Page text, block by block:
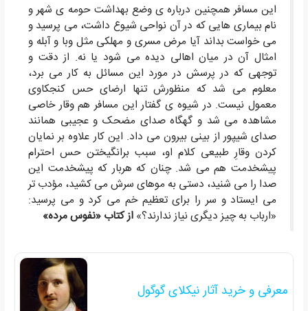
این مسافر همچنین درباره ی وضع بهداشت حومه ی شهر و
نام بیماری هایی که در آن نواحی شیوع داشت، می پرسید و
می خواست بداند آیا مرض مسری و مهلکی مثل وبا و آبله و
امثال آن در میان اهالی دیده می شود یا نه. از دقت و
توجهی که در پرسش در مورد این مسائل به کار می برد،
معلوم می شد که منظورش تنها ارضای حس کنجکاوی
معمول نیست. در شیوه ی گفتار این مسافر هم وقار خاصی
مشاهده می شد و گهگاه صدای مضحک و عجیبی همانند
صدای شیپور از بینی بیرون می داد. این کار علاوه بر نمایان
کردن وقارِ طبیعی کلام او، سبب برانگیختن حس احترام
پیشخدمت هم می شد. چنان که هربار که پیشخدمت این
صدا را می شنید، دستی به موهای سرش می کشید، مؤدب تر
می ایستاد و سر را برای تعظیم خم می کرد و می پرسید:
«ارباب به چیز دیگری نیاز ندارند؟» از کتاب «نفوس مرده»
معرفی و خرید آثار نیکلای گوگول